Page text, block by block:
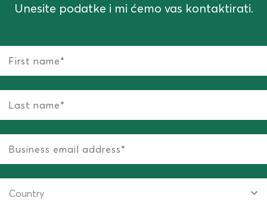
Unesite podatke i mi ćemo vas kontaktirati.